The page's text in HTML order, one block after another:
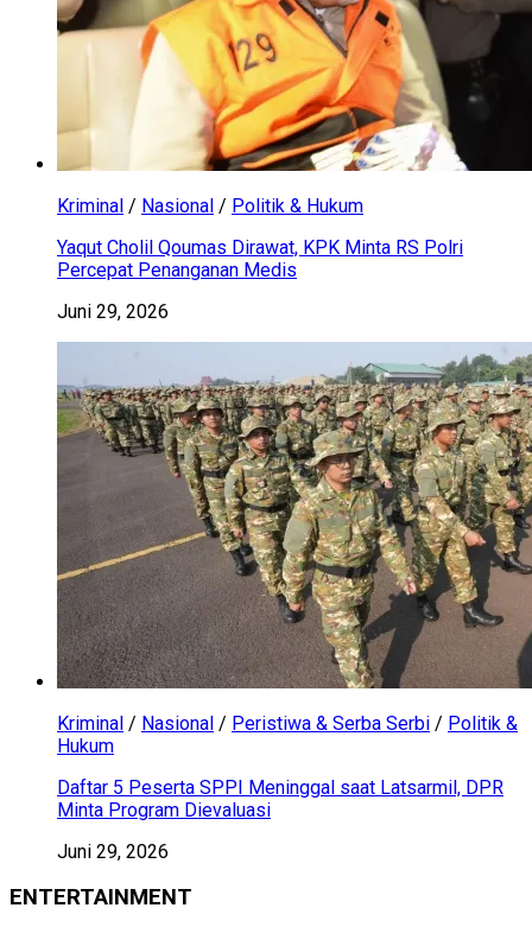
Kriminal / Nasional / Politik & Hukum
Yaqut Cholil Qoumas Dirawat, KPK Minta RS Polri
Percepat Penanganan Medis
Juni 29, 2026
Kriminal / Nasional / Peristiwa & Serba Serbi / Politik &
Hukum
Daftar 5 Peserta SPPI Meninggal saat Latsarmil, DPR
Minta Program Dievaluasi
Juni 29, 2026
ENTERTAINMENT